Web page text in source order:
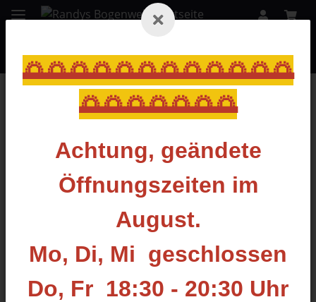
🌅🌅🌅🌅🌅🌅🌅🌅🌅🌅🌅🌅
🌅🌅🌅🌅🌅🌅🌅
Achtung, geändete
Öffnungszeiten im
August.
Mo, Di, Mi geschlossen
Do, Fr 18:30 - 20:30 Uhr
Zurück zur Liste SONSTIGE